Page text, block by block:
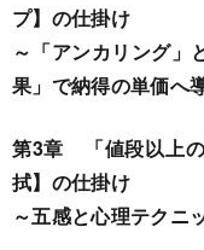
プ】の仕掛け
～「アンカリング」
果」で納得の単価へ
第3章 「値段以上
拭】の仕掛け
～五感と心理テクニ